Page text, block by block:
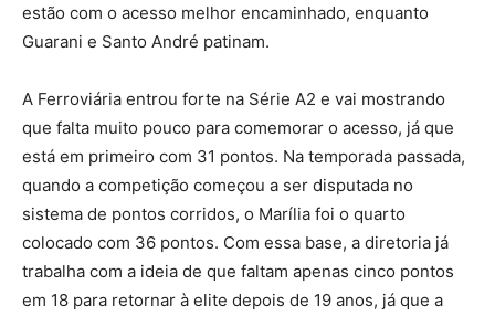
estão com o acesso melhor encaminhado, enquanto
Guarani e Santo André patinam.
A Ferroviária entrou forte na Série A2 e vai mostrando
que falta muito pouco para comemorar o acesso, já que
está em primeiro com 31 pontos. Na temporada passada,
quando a competição começou a ser disputada no
sistema de pontos corridos, o Marília foi o quarto
colocado com 36 pontos. Com essa base, a diretoria já
trabalha com a ideia de que faltam apenas cinco pontos
em 18 para retornar à elite depois de 19 anos, já que a